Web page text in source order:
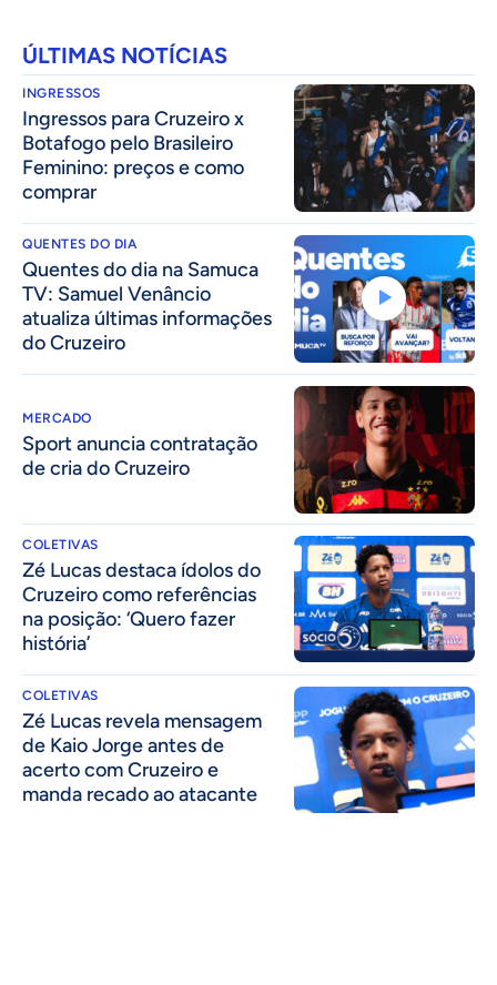
ÚLTIMAS NOTÍCIAS
INGRESSOS
Ingressos para Cruzeiro x
Botafogo pelo Brasileiro
Feminino: preços e como
comprar
QUENTES DO DIA
Quentes do dia na Samuca
TV: Samuel Venâncio
atualiza últimas informações
do Cruzeiro
MERCADO
Sport anuncia contratação
de cria do Cruzeiro
COLETIVAS
Zé Lucas destaca ídolos do
Cruzeiro como referências
na posição: ‘Quero fazer
história’
COLETIVAS
Zé Lucas revela mensagem
de Kaio Jorge antes de
acerto com Cruzeiro e
manda recado ao atacante